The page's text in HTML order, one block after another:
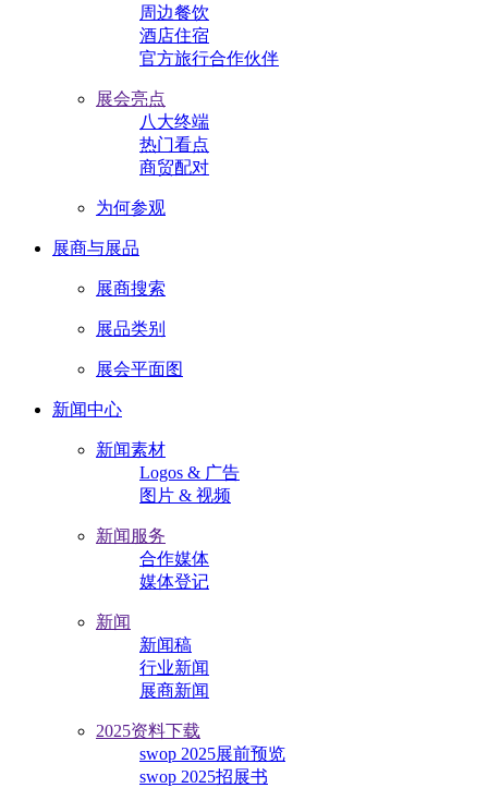
周边餐饮
酒店住宿
官方旅行合作伙伴
展会亮点
八大终端
热门看点
商贸配对
为何参观
展商与展品
展商搜索
展品类别
展会平面图
新闻中心
新闻素材
Logos & 广告
图片 & 视频
新闻服务
合作媒体
媒体登记
新闻
新闻稿
行业新闻
展商新闻
2025资料下载
swop 2025展前预览
swop 2025招展书